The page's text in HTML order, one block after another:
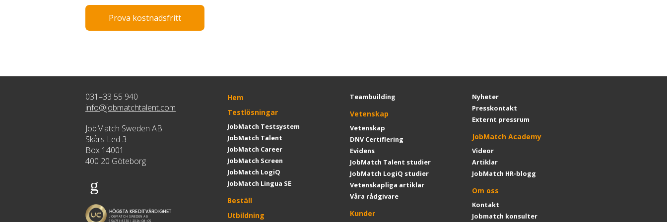
Prova kostnadsfritt
031–33 55 940
info@jobmatchtalent.com
JobMatch Sweden AB
Skårs Led 3
Box 14001
400 20 Göteborg
Hem
Testlösningar
JobMatch Testsystem
JobMatch Talent
JobMatch Career
JobMatch Screen
JobMatch LogiQ
JobMatch Lingua SE
Beställ
Utbildning
Teambuilding
Vetenskap
Vetenskap
DNV Certifiering
Evidens
JobMatch Talent studier
JobMatch LogiQ studier
Vetenskapliga artiklar
Våra rådgivare
Kunder
Nyheter
Presskontakt
Externt pressrum
JobMatch Academy
Videor
Artiklar
JobMatch HR-blogg
Om oss
Kontakt
Jobmatch konsulter